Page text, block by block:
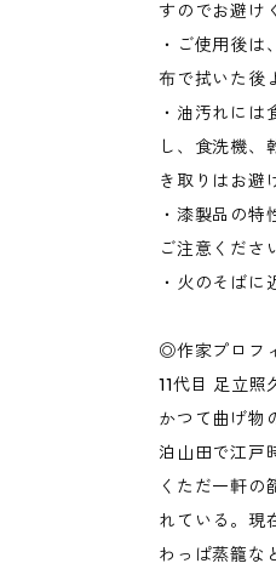
すのでお避け
・ご使用後は
布で拭いた後
・油汚れには
し、食洗機、
き取りはお避
・漆製品の特
ご注意くださ
・火のそばに
◎作家プロフ
11代目 足立照
かつて曲げ物
泊山田で江戸
くただ一軒の
れている。現
わっぱ蒸籠な